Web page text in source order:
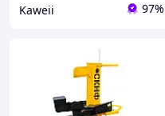
Kaweii 97%